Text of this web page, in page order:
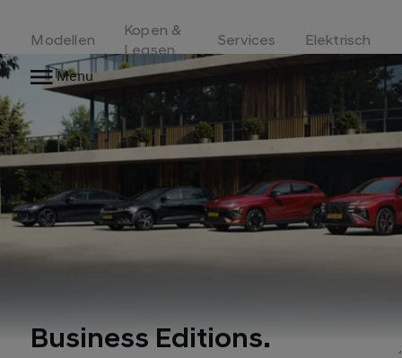
Modellen
Kopen &
Leasen
Services
Elektrisch
Menu
Business Editions.